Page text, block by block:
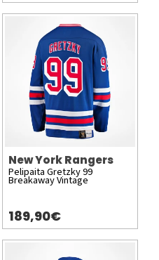
New York Rangers
Pelipaita Gretzky 99
Breakaway Vintage
189,90€